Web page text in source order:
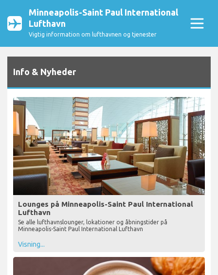
Minneapolis-Saint Paul International
Lufthavn
Vigtig information om lufthavnen og tjenester
Info & Nyheder
Lounges på Minneapolis-Saint Paul International
Lufthavn
Se alle lufthavnslounger, lokationer og åbningstider på
Minneapolis-Saint Paul International Lufthavn
Visning...